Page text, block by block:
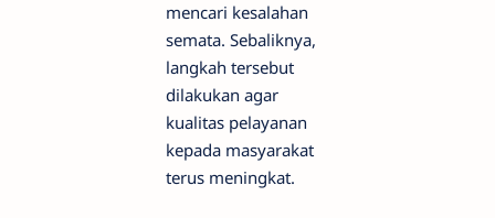
mencari kesalahan
semata. Sebaliknya,
langkah tersebut
dilakukan agar
kualitas pelayanan
kepada masyarakat
terus meningkat.